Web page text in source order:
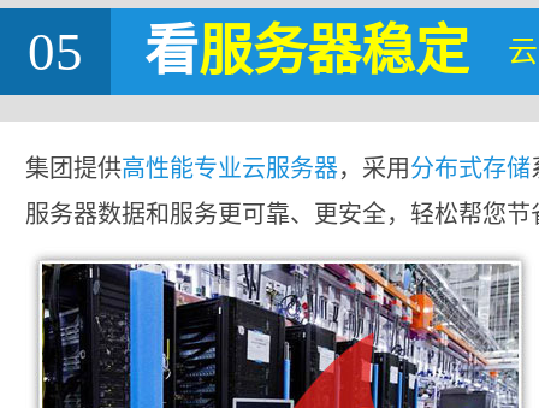
05 看服务器稳定
集团提供高性能专业云服务器，采用分布式存储
服务器数据和服务更可靠、更安全，轻松帮您节